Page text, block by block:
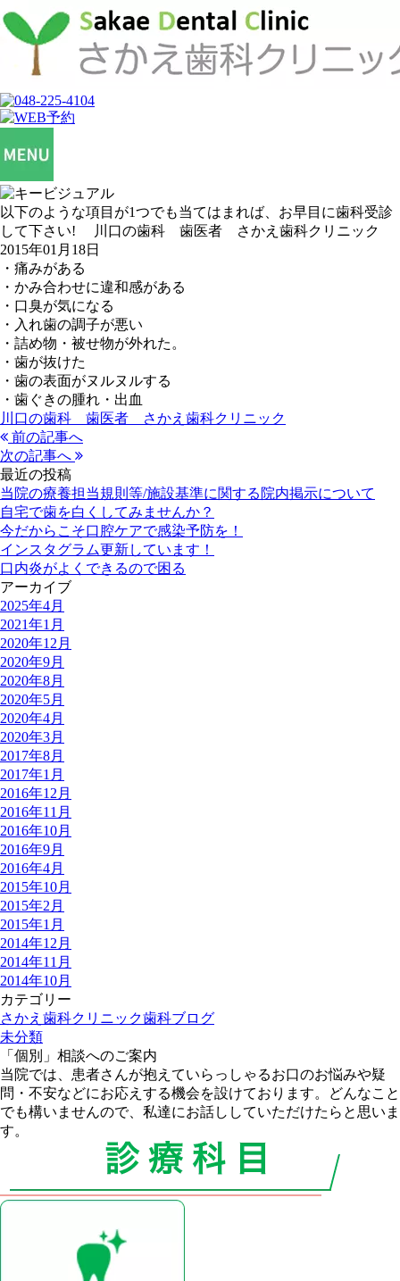
以下のような項目が1つでも当てはまれば、お早目に歯科受診
して下さい! 川口の歯科 歯医者 さかえ歯科クリニック
2015年01月18日
・痛みがある
・かみ合わせに違和感がある
・口臭が気になる
・入れ歯の調子が悪い
・詰め物・被せ物が外れた。
・歯が抜けた
・歯の表面がヌルヌルする
・歯ぐきの腫れ・出血
川口の歯科 歯医者 さかえ歯科クリニック
前の記事へ
次の記事へ
最近の投稿
当院の療養担当規則等/施設基準に関する院内掲示について
自宅で歯を白くしてみませんか？
今だからこそ口腔ケアで感染予防を！
インスタグラム更新しています！
口内炎がよくできるので困る
アーカイブ
2025年4月
2021年1月
2020年12月
2020年9月
2020年8月
2020年5月
2020年4月
2020年3月
2017年8月
2017年1月
2016年12月
2016年11月
2016年10月
2016年9月
2016年4月
2015年10月
2015年2月
2015年1月
2014年12月
2014年11月
2014年10月
カテゴリー
さかえ歯科クリニック歯科ブログ
未分類
「個別」相談へのご案内
当院では、患者さんが抱えていらっしゃるお口のお悩みや疑
問・不安などにお応えする機会を設けております。どんなこと
でも構いませんので、私達にお話ししていただけたらと思いま
す。